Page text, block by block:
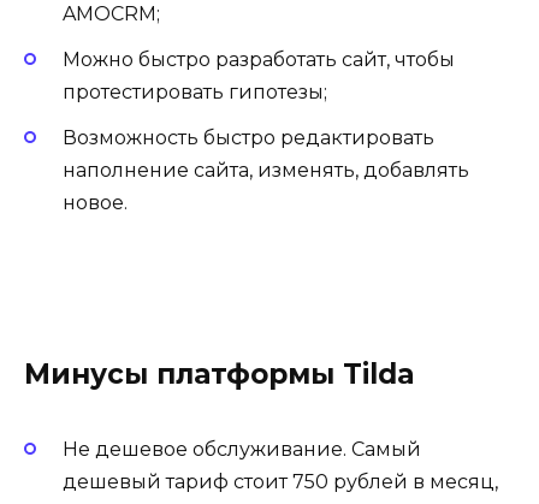
AMOCRM;
Можно быстро разработать сайт, чтобы
протестировать гипотезы;
Возможность быстро редактировать
наполнение сайта, изменять, добавлять
новое.
Минусы платформы Tilda
Не дешевое обслуживание. Самый
дешевый тариф стоит 750 рублей в месяц,